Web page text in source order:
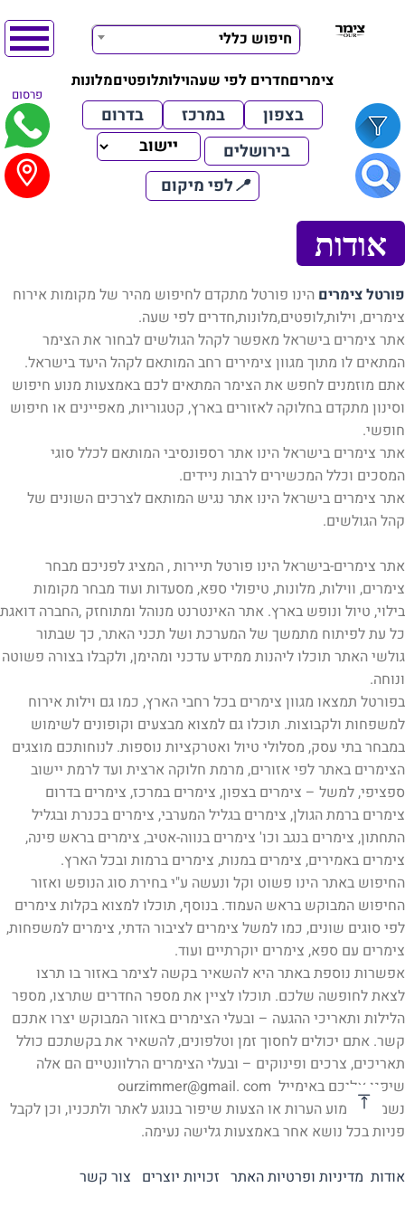
חיפוש כללי
צימריםחדרים לפי שעהוילותלופטיםמלונות
פרסום
בצפון במרכז
בדרום
בירושלים
📍לפי מיקום
אודות
פורטל צימרים הינו פורטל מתקדם לחיפוש מהיר של מקומות אירוח
צימרים, וילות,לופטים,מלונות,חדרים לפי שעה.
אתר צימרים בישראל מאפשר לקהל הגולשים לבחור את הצימר
המתאים לו מתוך מגוון צימירים רחב המותאם לקהל היעד בישראל.
אתם מוזמנים לחפש את הצימר המתאים לכם באמצעות מנוע חיפוש
וסינון מתקדם בחלוקה לאזורים בארץ, קטגוריות, מאפיינים או חיפוש
חופשי.
אתר צימרים בישראל הינו אתר רספונסיבי המותאם לכלל סוגי
המסכים וכלל המכשירים לרבות ניידים.
אתר צימרים בישראל הינו אתר נגיש המותאם לצרכים השונים של
קהל הגולשים.
אתר צימרים-בישראל הינו פורטל תיירות , המציג לפניכם מבחר
צימרים, ווילות, מלונות, טיפולי ספא, מסעדות ועוד מבחר מקומות
בילוי, טיול ונופש בארץ. אתר האינטרנט מנוהל ומתוחזק ,החברה דואגת
כל עת לפיתוח מתמשך של המערכת ושל תכני האתר, כך שבתור
גולשי האתר תוכלו ליהנות ממידע עדכני ומהימן, ולקבלו בצורה פשוטה
ונוחה.
בפורטל תמצאו מגוון צימרים בכל רחבי הארץ, כמו גם וילות אירוח
למשפחות ולקבוצות. תוכלו גם למצוא מבצעים וקופונים לשימוש
במבחר בתי עסק, מסלולי טיול ואטרקציות נוספות. לנוחותכם מוצגים
הצימרים באתר לפי אזורים, מרמת חלוקה ארצית ועד לרמת יישוב
ספציפי, למשל – צימרים בצפון, צימרים במרכז, צימרים בדרום
צימרים ברמת הגולן, צימרים בגליל המערבי, צימרים בכנרת ובגליל
התחתון, צימרים בנגב וכו' צימרים בנווה-אטיב, צימרים בראש פינה,
צימרים באמירים, צימרים במנות, צימרים ברמות ובכל הארץ.
החיפוש באתר הינו פשוט וקל ונעשה ע"י בחירת סוג הנופש ואזור
החיפוש המבוקש בראש העמוד. בנוסף, תוכלו למצוא בקלות צימרים
לפי סוגים שונים, כמו למשל צימרים לציבור הדתי, צימרים למשפחות,
צימרים עם ספא, צימרים יוקרתיים ועוד.
אפשרות נוספת באתר היא להשאיר בקשה לצימר באזור בו תרצו
לצאת לחופשה שלכם. תוכלו לציין את מספר החדרים שתרצו, מספר
הלילות ותאריכי ההגעה – ובעלי הצימרים באזור המבוקש יצרו אתכם
קשר. אתם יכולים לחסוך זמן וטלפונים, להשאיר את בקשתכם כולל
תאריכים, צרכים ופינוקים – ובעלי הצימרים הרלוונטיים הם אלה
שיפנו אליכם באימייל ourzimmer@gmail. com
נשמח לשמוע הערות או הצעות שיפור בנוגע לאתר ולתכניו, וכן לקבל
פניות בכל נושא אחר באמצעות גלישה נעימה.
אודות מדיניות ופרטיות האתר זכויות יוצרים צור קשר